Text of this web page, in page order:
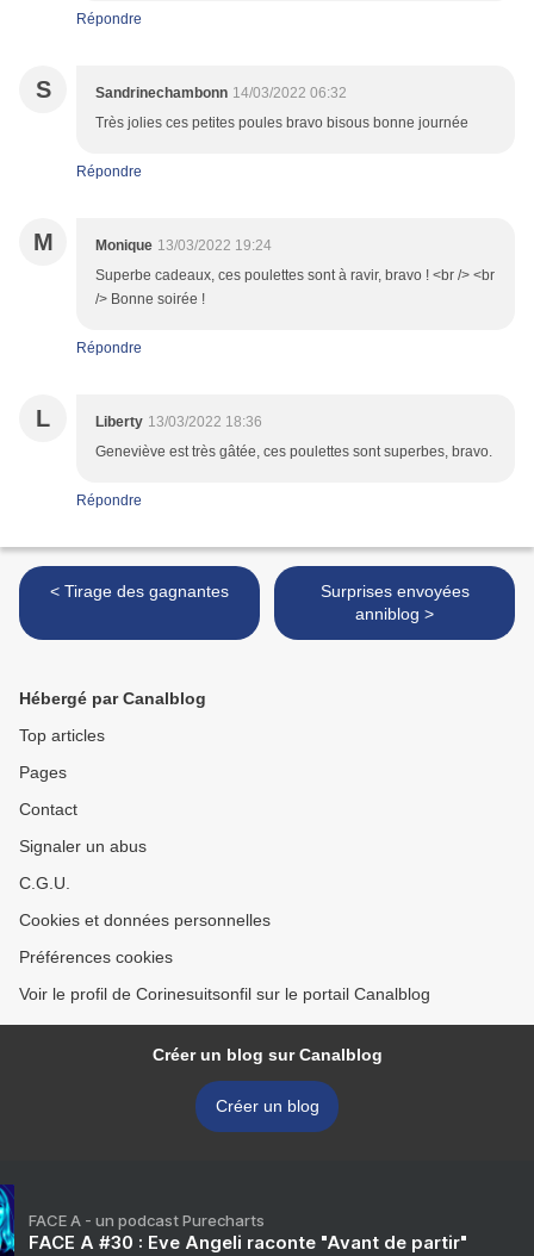
Répondre
S Sandrinechambonn 14/03/2022 06:32
Très jolies ces petites poules bravo bisous bonne journée
Répondre
M Monique 13/03/2022 19:24
Superbe cadeaux, ces poulettes sont à ravir, bravo ! <br /> <br
/> Bonne soirée !
Répondre
L Liberty 13/03/2022 18:36
Geneviève est très gâtée, ces poulettes sont superbes, bravo.
Répondre
< Tirage des gagnantes
Surprises envoyées
anniblog >
Hébergé par Canalblog
Top articles
Pages
Contact
Signaler un abus
C.G.U.
Cookies et données personnelles
Préférences cookies
Voir le profil de Corinesuitsonfil sur le portail Canalblog
Créer un blog sur Canalblog
Créer un blog
FACE A - un podcast Purecharts
FACE A #30 : Eve Angeli raconte "Avant de partir"